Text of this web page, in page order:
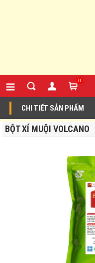
0
CHI TIẾT SẢN PHẨM
BỘT XÍ MUỘI VOLCANO